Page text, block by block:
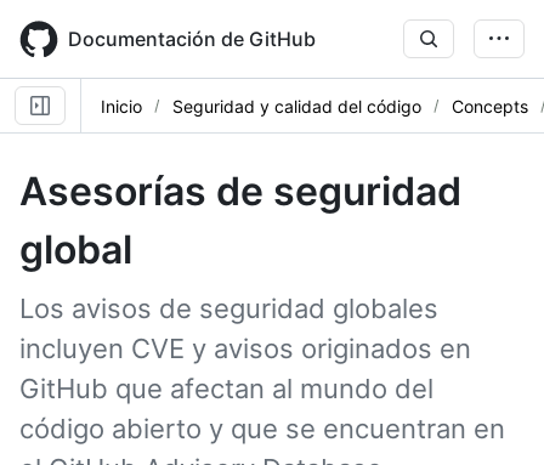
main
content
Documentación de GitHub
Inicio Seguridad y calidad del código Concepts
Asesorías de seguridad
global
Los avisos de seguridad globales
incluyen CVE y avisos originados en
GitHub que afectan al mundo del
código abierto y que se encuentran en